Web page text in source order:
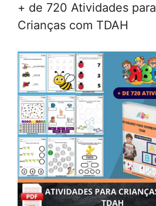
+ de 720 Atividades para
Crianças com TDAH